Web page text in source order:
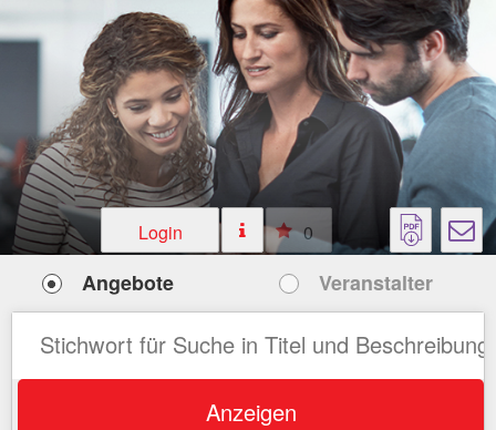
Login 0
Angebote Veranstalter
Anzeigen